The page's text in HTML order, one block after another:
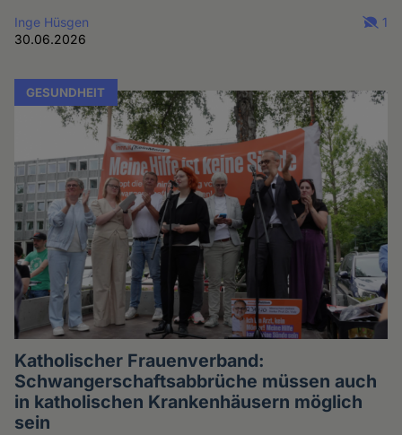
Inge Hüsgen
30.06.2026
1
GESUNDHEIT
Katholischer Frauenverband:
Schwangerschaftsabbrüche müssen auch
in katholischen Krankenhäusern möglich
sein